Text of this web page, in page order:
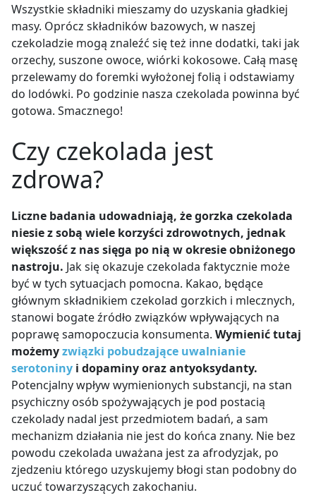
Wszystkie składniki mieszamy do uzyskania gładkiej
masy. Oprócz składników bazowych, w naszej
czekoladzie mogą znaleźć się też inne dodatki, taki jak
orzechy, suszone owoce, wiórki kokosowe. Całą masę
przelewamy do foremki wyłożonej folią i odstawiamy
do lodówki. Po godzinie nasza czekolada powinna być
gotowa. Smacznego!
Czy czekolada jest
zdrowa?
Liczne badania udowadniają, że gorzka czekolada
niesie z sobą wiele korzyści zdrowotnych, jednak
większość z nas sięga po nią w okresie obniżonego
nastroju. Jak się okazuje czekolada faktycznie może
być w tych sytuacjach pomocna. Kakao, będące
głównym składnikiem czekolad gorzkich i mlecznych,
stanowi bogate źródło związków wpływających na
poprawę samopoczucia konsumenta. Wymienić tutaj
możemyzwiązki pobudzające uwalnianie
serotoniny i dopaminy oraz antyoksydanty.
Potencjalny wpływ wymienionych substancji, na stan
psychiczny osób spożywających je pod postacią
czekolady nadal jest przedmiotem badań, a sam
mechanizm działania nie jest do końca znany. Nie bez
powodu czekolada uważana jest za afrodyzjak, po
zjedzeniu którego uzyskujemy błogi stan podobny do
uczuć towarzyszących zakochaniu.